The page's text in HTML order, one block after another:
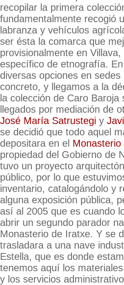
recopilar la primera
fundamentalmente recogió
labranza y vehículos
ser ésta la comarca que
provisionalmente en
específico de etnografía.
diversas opciones en
concreto, y llegamos a la
la colección de Caro
llegados por mediación de
José María Satrustegi y
se decidió que todo aquel
depositara en el
propiedad del Gobierno de
tuvo un proyecto
público, por lo que
inventario, catalogándolo y
alguna exposición pública,
así al 2005 que es cuando
abrir un segundo parador
Monasterio de Iratxe. Y se
trasladara a una nave
Estella, que es donde
tenemos aquí los
y los servicios